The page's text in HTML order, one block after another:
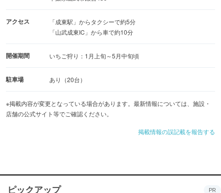
アクセス
「成東駅」からタクシーで約5分
「山武成東IC」から車で約10分
開催期間 いちご狩り：1月上旬～5月中旬頃
駐車場 あり（20台）
※掲載内容が変更となっている場合があります。最新情報については、施設・
店舗の公式サイト等でご確認ください。
掲載情報の誤記載を報告する
ピックアップ PR